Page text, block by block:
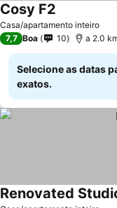
Casa/apartamento inteiro
Cosy F2
7,7 Boa 10 a 2.0
Selecione as datas
exatos.
Renovated